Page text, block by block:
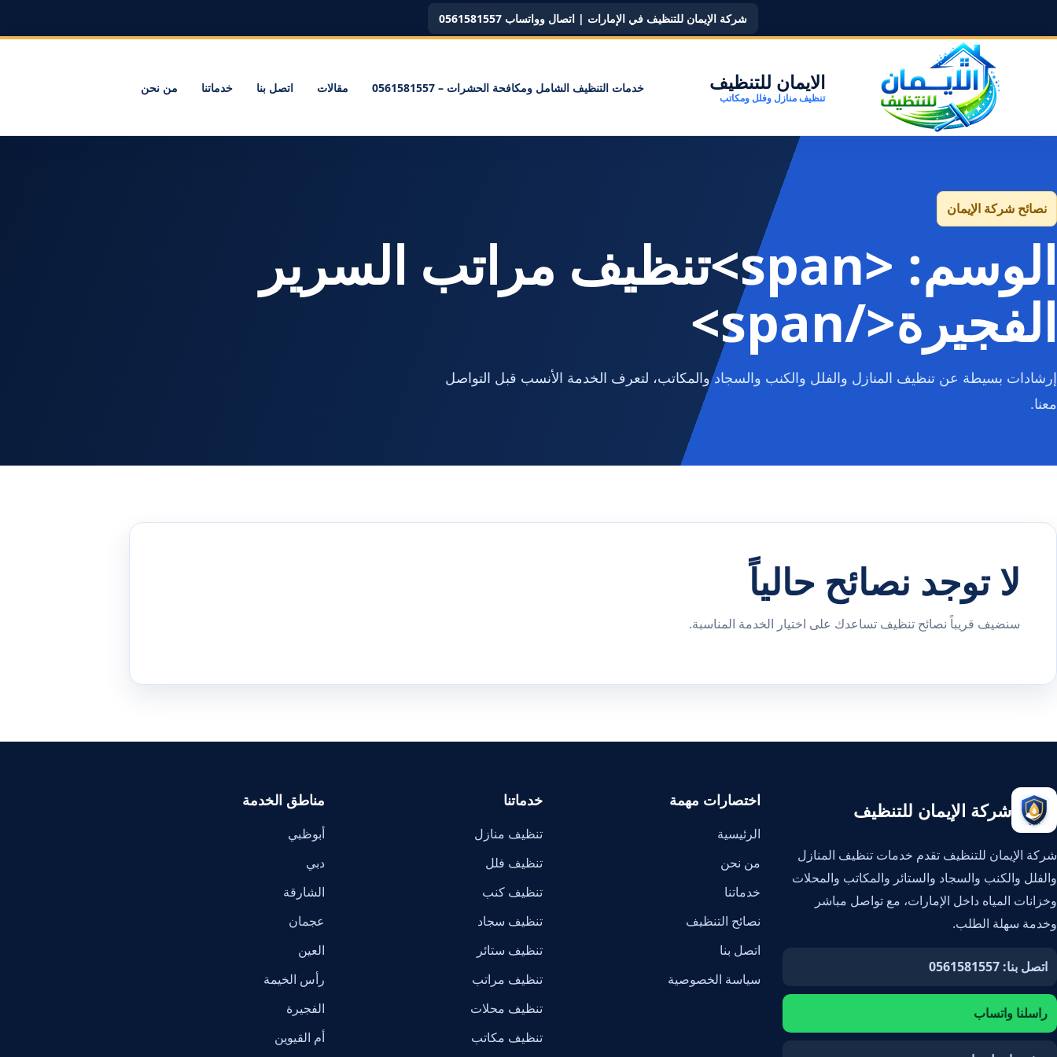
شركة الإيمان للتنظيف في الإمارات | اتصال وواتساب 0561581557
الايمان للتنظيف
تنظيف منازل وفلل ومكاتب
خدمات التنظيف الشامل ومكافحة الحشرات – 0561581557 مقالات اتصل بنا خدماتنا من نحن
نصائح شركة الإيمان
الوسم: <span>تنظيف مراتب السرير
الفجيرة</span>
إرشادات بسيطة عن تنظيف المنازل والفلل والكنب والسجاد والمكاتب، لتعرف الخدمة الأنسب قبل التواصل
معنا.
لا توجد نصائح حالياً
سنضيف قريباً نصائح تنظيف تساعدك على اختيار الخدمة المناسبة.
شركة الإيمان للتنظيف
شركة الإيمان للتنظيف تقدم خدمات تنظيف المنازل
والفلل والكنب والسجاد والستائر والمكاتب والمحلات
وخزانات المياه داخل الإمارات، مع تواصل مباشر
وخدمة سهلة الطلب.
اتصل بنا: 0561581557
راسلنا واتساب
اختصارات مهمة
الرئيسية
من نحن
خدماتنا
نصائح التنظيف
اتصل بنا
سياسة الخصوصية
خدماتنا
تنظيف منازل
تنظيف فلل
تنظيف كنب
تنظيف سجاد
تنظيف ستائر
تنظيف مراتب
تنظيف محلات
تنظيف مكاتب
مناطق الخدمة
أبوظبي
دبي
الشارقة
عجمان
العين
رأس الخيمة
الفجيرة
أم القيوين